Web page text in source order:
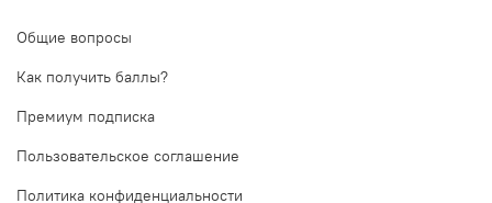
Общие вопросы
Как получить баллы?
Премиум подписка
Пользовательское соглашение
Политика конфиденциальности